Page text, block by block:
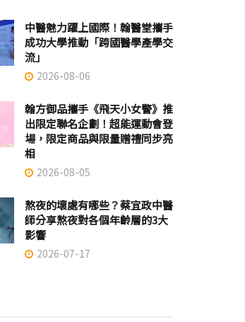
中醫魅力躍上國際！翰醫堂攜手
成功大學推動「跨國醫學產學交
流」
2026-08-06
翰方御品攜手《飛天小女警》推
出限定聯名企劃！超能運動會登
場，限定商品與限量贈禮同步亮
相
2026-08-05
熬夜的壞處有哪些？蔡宜政中醫
師分享熬夜對各個年齡層的3大
影響
2026-07-17